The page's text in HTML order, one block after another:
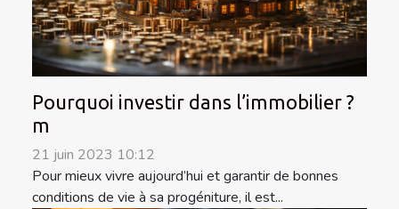
Pourquoi investir dans l’immobilier ?
m
21 juin 2023 10:12
Pour mieux vivre aujourd’hui et garantir de bonnes
conditions de vie à sa progéniture, il est...